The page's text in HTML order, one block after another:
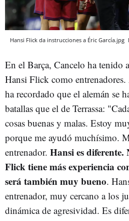
Hansi Flick da instrucciones a Éric García.jpg
En el Barça, Cancelo ha tenido
Hansi Flick como
ha recordado que el alemán se
batallas que el de Terrassa:
cosas buenas y malas. Estoy
porque me ayudó muchísimo.
entrenador. Hansi es diferente.
Flick tiene más experiencia
será también muy bueno.
entrenador, muy cercano a los
dinámica de agresividad. Es